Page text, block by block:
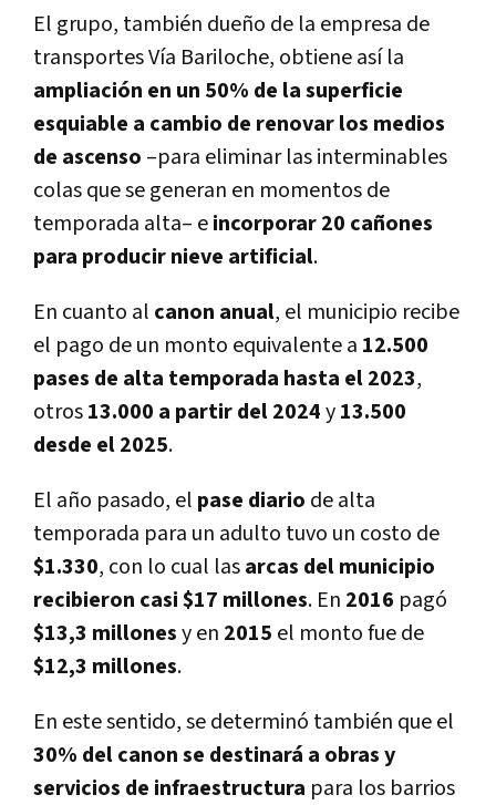
El grupo, también dueño de la empresa de
transportes Ví­a Bariloche, obtiene así­ la
ampliación en un 50% de la superficie
esquiable a cambio de renovar los medios
de ascenso –para eliminar las interminables
colas que se generan en momentos de
temporada alta– eincorporar 20 cañones
para producir nieve artificial.
En cuanto al canon anual, el municipio recibe
el pago de un monto equivalente a 12.500
pases de alta temporada hasta el 2023,
otros13.000 a partir del 2024y13.500
desde el 2025.
El año pasado, el pase diario de alta
temporada para un adulto tuvo un costo de
$1.330, con lo cual lasarcas del municipio
recibieron casi $17 millones. En 2016 pagó
$13,3 millonesy en 2015 el monto fue de
$12,3 millones.
En este sentido, se determinó también que el
30% del canon se destinará a obras y
servicios de infraestructura para los barrios